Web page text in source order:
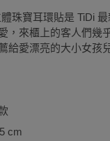
珠寶耳環貼是 TiDi
，來櫃上的客人們幾
給愛漂亮的大小女孩
cm